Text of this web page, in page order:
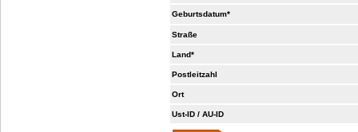
Geburtsdatum*
Straße
Land*
Postleitzahl
Ort
Ust-ID / AU-ID